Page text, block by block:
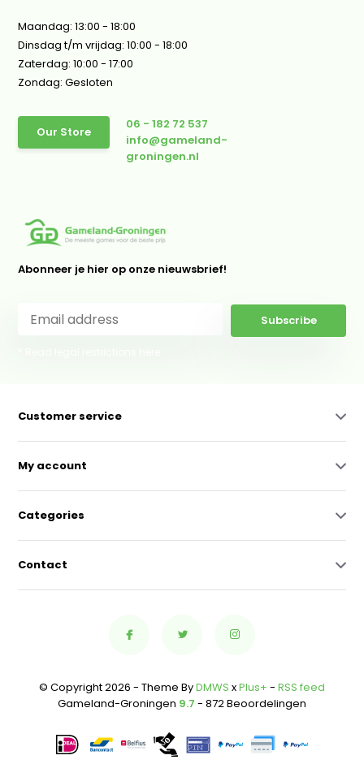
Maandag: 13:00 - 18:00
Dinsdag t/m vrijdag: 10:00 - 18:00
Zaterdag: 10:00 - 17:00
Zondag: Gesloten
Our Store
06 - 182 72 537
info@gameland-
groningen.nl
Abonneer je hier op onze nieuwsbrief!
Subscribe
Customer service
My account
Categories
Contact
© Copyright 2026 - Theme ByDMWS xPlus+ - RSS feed
Gameland-Groningen 9.7 - 872 Beoordelingen